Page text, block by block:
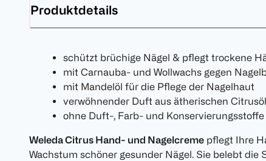
Produktdetails
schützt brüchige Nägel & pflegt trockene
mit Carnauba- und Wollwachs gegen
mit Mandelöl für die Pflege der Nagelhaut
verwöhnender Duft aus ätherischen Citrusöl
ohne Duft-, Farb- und Konservierungsstoffe
Weleda Citrus Hand- und Nagelcreme pflegt Ihre
Wachstum schöner gesunder Nägel. Sie belebt